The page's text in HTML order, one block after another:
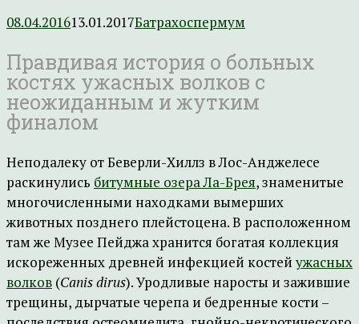
08.04.201613.01.2017Батрахоспермум
Правдивая история о больных
костях ужасных волков с
неожиданным и жутким
финалом
Неподалеку от Беверли-Хиллз в Лос-Анджелесе
раскинулись битумные озера Ла-Брея, знаменитые
многочисленными находками вымерших
животных позднего плейстоцена. В расположенном
там же Музее Пейджа хранится богатая коллекция
искореженных древней инфекцией костей ужасных
волков (Canis dirus). Уродливые наросты и зажившие
трещины, дырчатые черепа и бедренные кости –